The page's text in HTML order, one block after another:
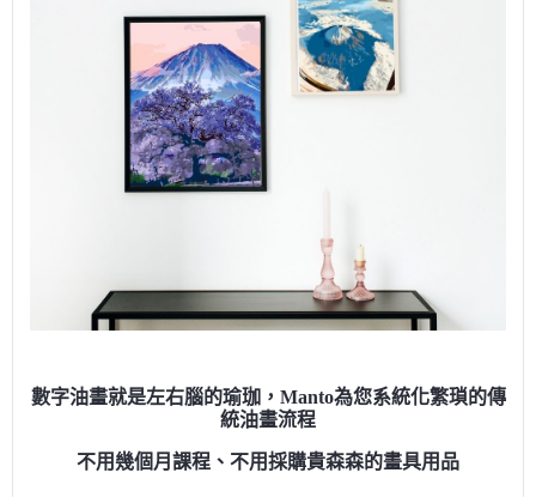
數字油畫就是左右腦的瑜珈，Manto為您系統化繁瑣的傳
統油畫流程
不用幾個月課程、不用採購貴森森的畫具用品